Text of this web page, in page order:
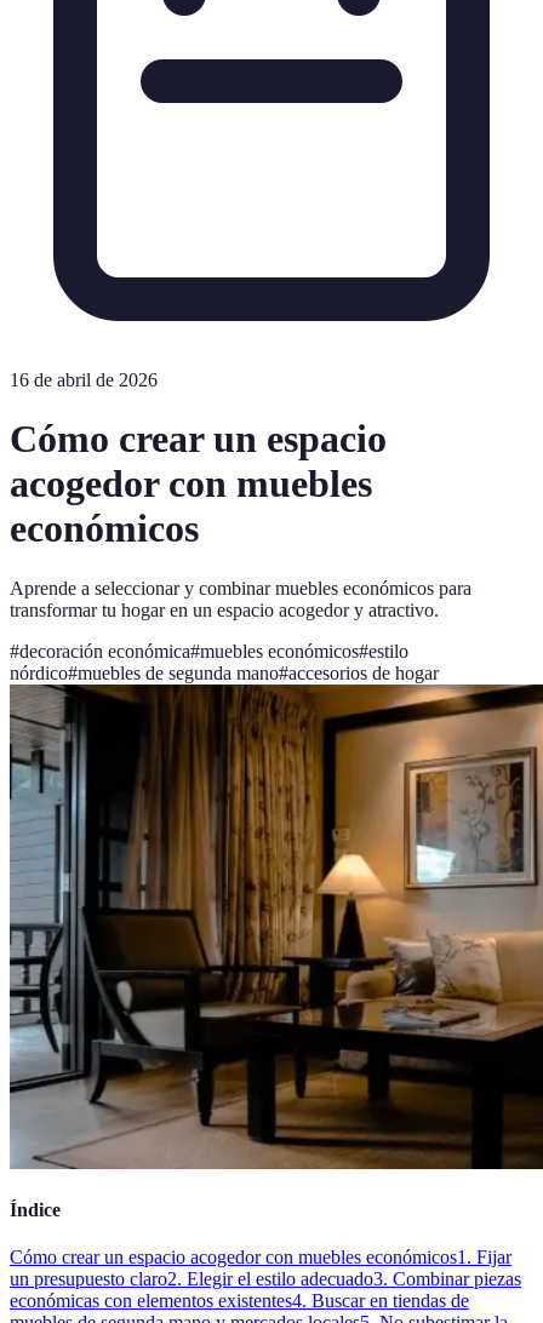
16 de abril de 2026
Cómo crear un espacio
acogedor con muebles
económicos
Aprende a seleccionar y combinar muebles económicos para
transformar tu hogar en un espacio acogedor y atractivo.
#decoración económica#muebles económicos#estilo
nórdico#muebles de segunda mano#accesorios de hogar
Índice
Cómo crear un espacio acogedor con muebles económicos1. Fijar
un presupuesto claro2. Elegir el estilo adecuado3. Combinar piezas
económicas con elementos existentes4. Buscar en tiendas de